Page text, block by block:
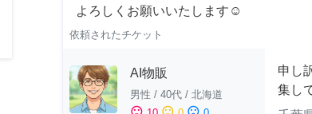
よろしくお願いいたします☺️
依頼されたチケット
AI物販
男性 / 40代 / 北海道
申し
集し